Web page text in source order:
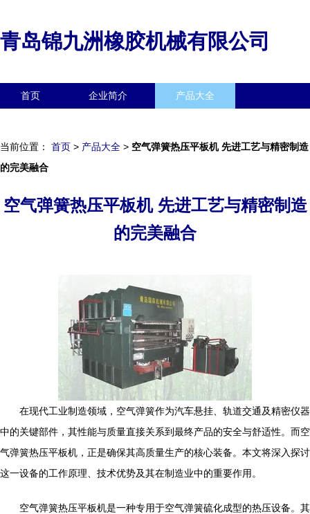
青岛锦九洲橡胶机械有限公司
首页 企业简介 产品大全
当前位置： 首页 > 产品大全 > 空气弹簧热压平板机 先进工艺与精密制造
的完美融合
空气弹簧热压平板机 先进工艺与精密制造
的完美融合
在现代工业制造领域，空气弹簧作为汽车悬挂、轨道交通及精密仪器
中的关键部件，其性能与质量直接关系到最终产品的安全与舒适性。而空
气弹簧热压平板机，正是确保其高质量生产的核心装备。本文将深入探讨
这一设备的工作原理、技术优势及其在制造业中的重要作用。
空气弹簧热压平板机是一种专用于空气弹簧硫化成型的热压设备。其